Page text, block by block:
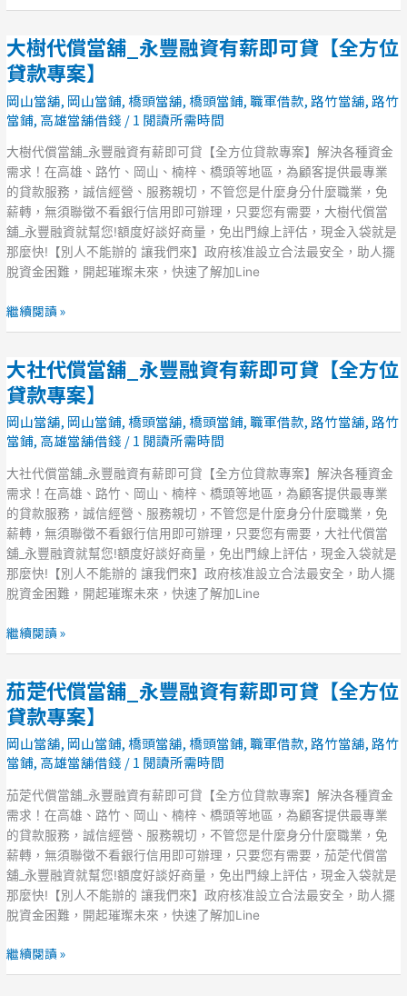
【全
方
位
貸
款
專
案】
大樹代償當舖_永豐融資有薪即可貸【全方位
貸款專案】
岡山當舖, 岡山當鋪,橋頭當舖,橋頭當鋪,職軍借款, 路竹當舖, 路竹
當鋪, 高雄當舖借錢 /1 閱讀所需時間
大樹代償當舖_永豐融資有薪即可貸【全方位貸款專案】解決各種資金
需求！在高雄、路竹、岡山、楠梓、橋頭等地區，為顧客提供最專業
的貸款服務，誠信經營、服務親切，不管您是什麼身分什麼職業，免
薪轉，無須聯徵不看銀行信用即可辦理，只要您有需要，大樹代償當
舖_永豐融資就幫您!額度好談好商量，免出門線上評估，現金入袋就是
那麼快!【別人不能辦的 讓我們來】政府核准設立合法最安全，助人擺
脫資金困難，開起璀璨未來，快速了解加Line
大
樹
代
償
當
舖
_
永
豐
融
資
有
即
【全
方
位
貸
款
專
案】
繼續閱讀 »
大社代償當舖_永豐融資有薪即可貸【全方位
貸款專案】
岡山當舖, 岡山當鋪,橋頭當舖,橋頭當鋪,職軍借款,路竹當舖,路竹
當鋪, 高雄當舖借錢 /1 閱讀所需時間
大社代償當舖_永豐融資有薪即可貸【全方位貸款專案】解決各種資金
需求！在高雄、路竹、岡山、楠梓、橋頭等地區，為顧客提供最專業
的貸款服務，誠信經營、服務親切，不管您是什麼身分什麼職業，免
薪轉，無須聯徵不看銀行信用即可辦理，只要您有需要，大社代償當
舖_永豐融資就幫您!額度好談好商量，免出門線上評估，現金入袋就是
那麼快!【別人不能辦的 讓我們來】政府核准設立合法最安全，助人擺
脫資金困難，開起璀璨未來，快速了解加Line
大
社
代
償
當
舖
_
永
豐
融
資
有
即
【全
方
位
貸
款
專
案】
繼續閱讀 »
茄萣代償當舖_永豐融資有薪即可貸【全方位
貸款專案】
岡山當舖, 岡山當鋪,橋頭當舖,橋頭當鋪,職軍借款,路竹當舖,路竹
當鋪, 高雄當舖借錢 /1 閱讀所需時間
茄萣代償當舖_永豐融資有薪即可貸【全方位貸款專案】解決各種資金
需求！在高雄、路竹、岡山、楠梓、橋頭等地區，為顧客提供最專業
的貸款服務，誠信經營、服務親切，不管您是什麼身分什麼職業，免
薪轉，無須聯徵不看銀行信用即可辦理，只要您有需要，茄萣代償當
舖_永豐融資就幫您!額度好談好商量，免出門線上評估，現金入袋就是
那麼快!【別人不能辦的 讓我們來】政府核准設立合法最安全，助人擺
脫資金困難，開起璀璨未來，快速了解加Line
茄
萣
代
償
當
舖
_
永
豐
融
資
有
薪
即
繼續閱讀 »